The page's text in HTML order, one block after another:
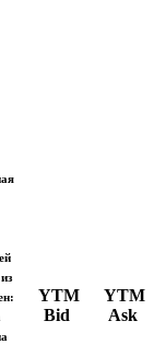
YTM
Bid
YTM
Ask